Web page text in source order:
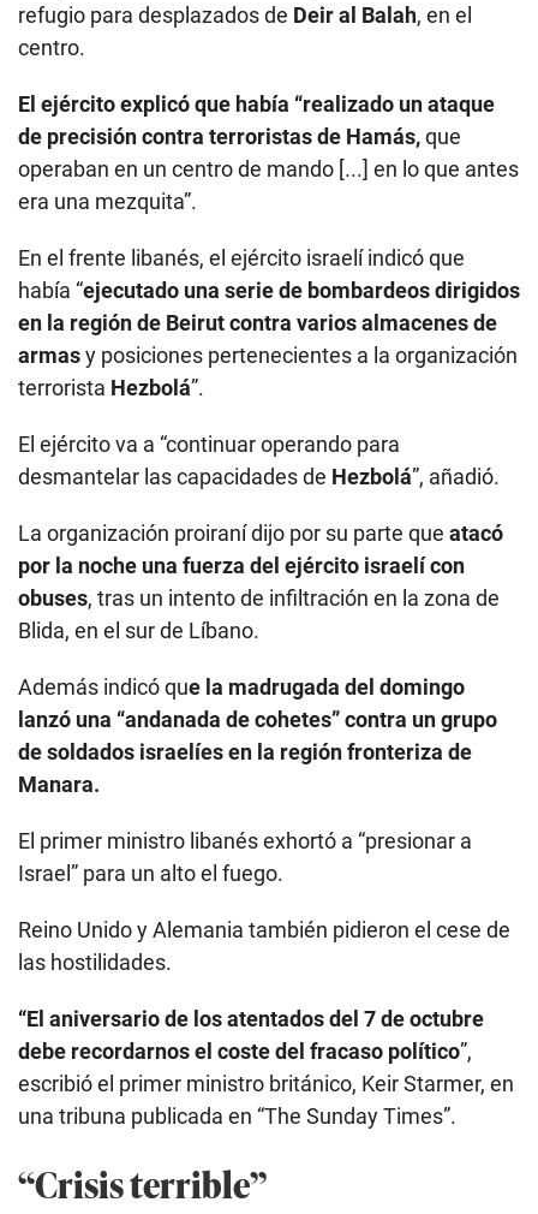
refugio para desplazados de Deir al Balah, en el
centro.
El ejército explicó que había “realizado un ataque
de precisión contra terroristas de Hamás,que
operaban en un centro de mando [...] en lo que antes
era una mezquita”.
En el frente libanés, el ejército israelí indicó que
había “ejecutado una serie de bombardeos dirigidos
en la región de Beirut contra varios almacenes de
armasy posiciones pertenecientes a la organización
terrorista Hezbolá”.
El ejército va a “continuar operando para
desmantelar las capacidades de Hezbolá”, añadió.
La organización proiraní dijo por su parte que atacó
por la noche una fuerza del ejército israelí con
obuses, tras un intento de infiltración en la zona de
Blida, en el sur de Líbano.
Además indicó que la madrugada del domingo
lanzó una “andanada de cohetes” contra un grupo
de soldados israelíes en la región fronteriza de
Manara.
El primer ministro libanés exhortó a “presionar a
Israel” para un alto el fuego.
Reino Unido y Alemania también pidieron el cese de
las hostilidades.
“El aniversario de los atentados del 7 de octubre
debe recordarnos el coste del fracaso político”,
escribió el primer ministro británico, Keir Starmer, en
una tribuna publicada en “The Sunday Times”.
“Crisis terrible”